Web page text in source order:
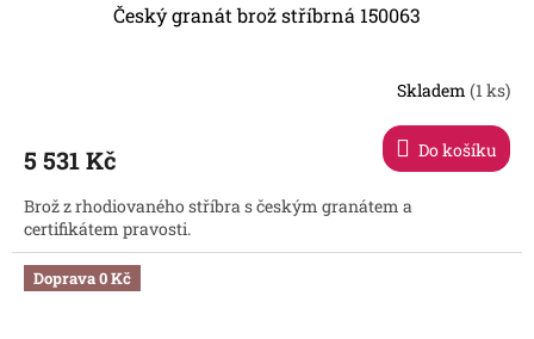
Český granát brož stříbrná 150063
Skladem (1 ks)
5 531 Kč Do košíku
Brož z rhodiovaného stříbra s českým granátem a
certifikátem pravosti.
Doprava 0 Kč